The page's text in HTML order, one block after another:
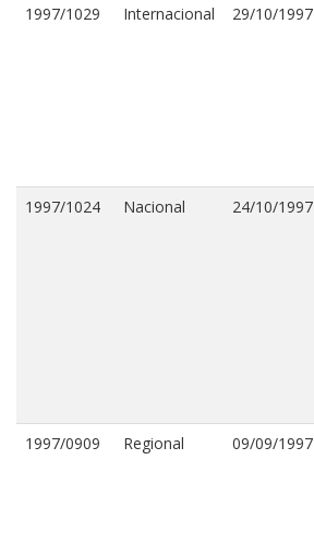
1997/1029 Internacional 29/10/1997
1997/1024 Nacional 24/10/1997
1997/0909 Regional 09/09/1997